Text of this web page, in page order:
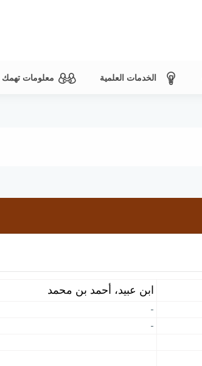
الخدمات العلمية معلومات تهمك
ابن عبيد، أحمد بن محمد
-
-